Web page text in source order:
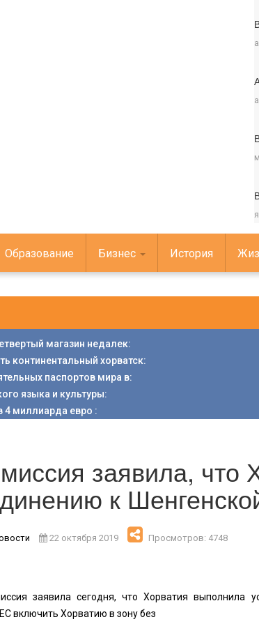
Образование Бизнес История
магазин недалек:
континентальный хорватск:
паспортов мира в:
языка и культуры:
4 миллиарда евро :
заявила, что
к
22 октября 2019 Просмотров: 4748
заявила сегодня, что Хорватия выполнила
включить Хорватию в зону без